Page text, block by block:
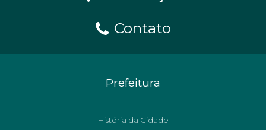
Contato
Prefeitura
História da Cidade